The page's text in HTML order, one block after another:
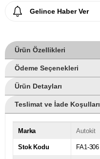
Gelince Haber Ver
Ürün Özellikleri
Ödeme Seçenekleri
Ürün Detayları
Teslimat ve İade Koşulları
Marka Autokit
Stok Kodu FA1-306